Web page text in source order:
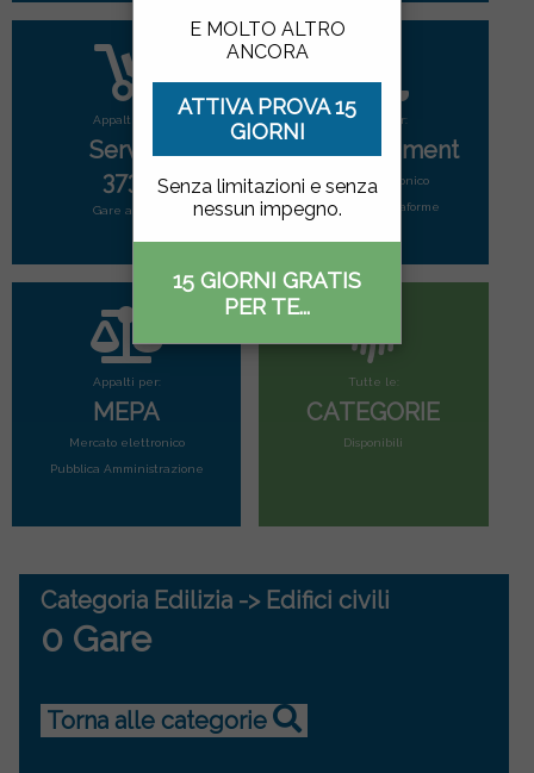
E MOLTO ALTRO
ANCORA
ATTIVA PROVA 15
GIORNI
Senza limitazioni e senza
nessun impegno.
15 GIORNI GRATIS
PER TE...
Appalti per:
Servizi
3731
Gare attive
Appalti per:
E-Procurement
Mercato elettonico
di tutte le piattaforme
Appalti per:
MEPA
Mercato elettronico
Pubblica Amministrazione
Tutte le:
CATEGORIE
Disponibili
Categoria Edilizia -> Edifici civili
0 Gare
Torna alle categorie